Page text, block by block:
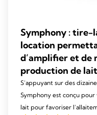
Symphony :
location
d’amplifier et de
production de lait
S’appuyant sur des
Symphony est conçu
lait pour favoriser